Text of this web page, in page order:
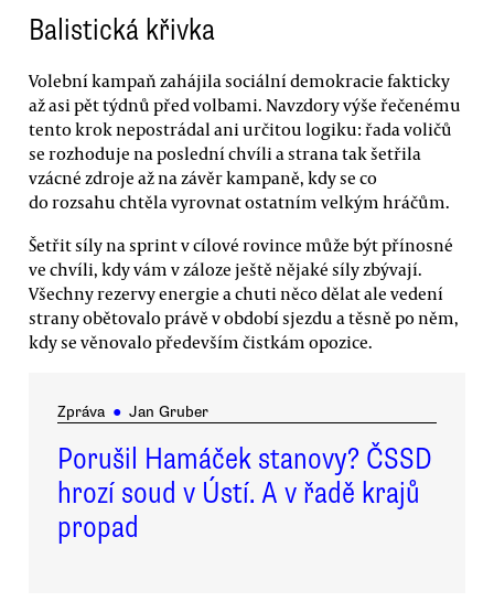
Balistická křivka
Volební kampaň zahájila sociální demokracie fakticky
až asi pět týdnů před volbami. Navzdory výše řečenému
tento krok nepostrádal ani určitou logiku: řada voličů
se rozhoduje na poslední chvíli a strana tak šetřila
vzácné zdroje až na závěr kampaně, kdy se co
do rozsahu chtěla vyrovnat ostatním velkým hráčům.
Šetřit síly na sprint v cílové rovince může být přínosné
ve chvíli, kdy vám v záloze ještě nějaké síly zbývají.
Všechny rezervy energie a chuti něco dělat ale vedení
strany obětovalo právě v období sjezdu a těsně po něm,
kdy se věnovalo především čistkám opozice.
Zpráva ● Jan Gruber
Porušil Hamáček stanovy? ČSSD
hrozí soud v Ústí. A v řadě krajů
propad